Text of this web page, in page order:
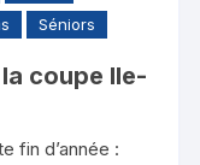
Séniors
coupe Ile-
fin d’année :